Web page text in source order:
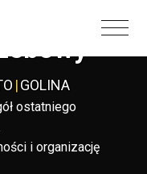
|GOLINA
ostatniego
i organizację